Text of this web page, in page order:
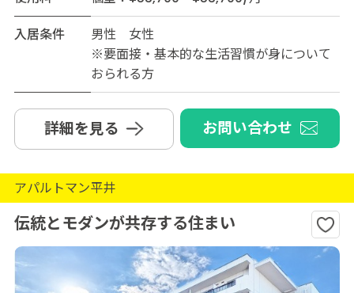
入居条件
男性 女性
※要面接・基本的な生活習慣が身について
おられる方
詳細を見る お問い合わせ
アパルトマン平井
伝統とモダンが共存する住まい